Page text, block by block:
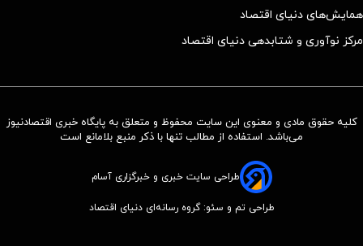
همایش‌های دنیای اقتصاد
مرکز نوآوری و شتابدهی دنیای اقتصاد
کلیه حقوق مادی و معنوی این سایت محفوظ و متعلق به پایگاه خبری اقتصادنیوز
می‌باشد. استفاده از مطالب تنها با ذکر منبع بلامانع است
طراحی سایت خبری و خبرگزاری آسام
طراحی تم و سئو: گروه رسانه‌ای دنیای اقتصاد